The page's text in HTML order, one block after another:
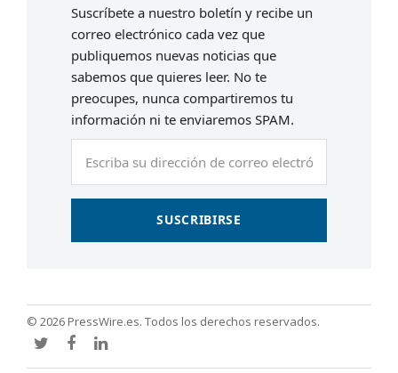
Suscríbete a nuestro boletín y recibe un
correo electrónico cada vez que
publiquemos nuevas noticias que
sabemos que quieres leer. No te
preocupes, nunca compartiremos tu
información ni te enviaremos SPAM.
SUSCRIBIRSE
© 2026 PressWire.es. Todos los derechos reservados.
TwitterFacebook
LinkedIn